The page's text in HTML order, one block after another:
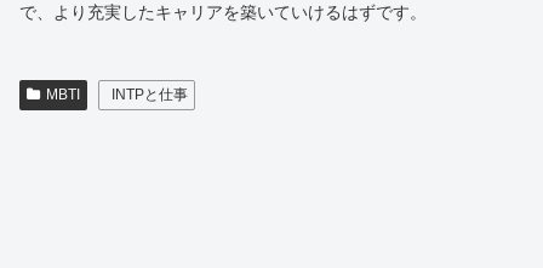
で、より充実したキャリアを築いていけるはずです。
MBTI INTPと仕事